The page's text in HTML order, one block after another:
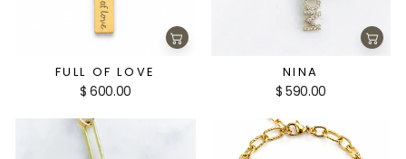
Agregar
FULL OF LOVE
$ 600.00
al
NINA
$ 590.00